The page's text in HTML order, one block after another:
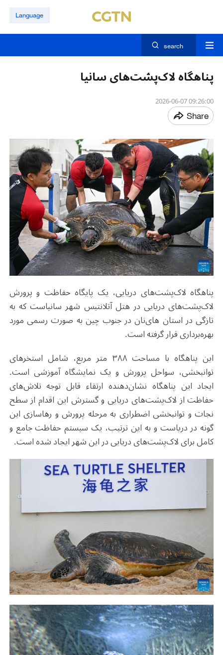
Language
search
پناهگاه لاک‌پشت‌های سانیا
09:26:00 2026-06-07
Share
پناهگاه لاک‌پشت‌های دریایی، یک پایگاه حفاظت و پرورش
لاک‌پشت‌های دریایی در هتل آتلانتیس شهر سانیاست که به
تازگی در استان های‌نان در جنوب چین به صورت رسمی مورد
بهره‌برداری قرار گرفته است.
این پناهگاه با مساحت ۳۸۸ متر مربع، شامل استخرهای
توانبخشی، سواحل پرورش و یک نمایشگاه آموزشی است.
ایجاد این پناهگاه نشان‌دهنده ارتقاء قابل توجه تلاش‌های
حفاظت از لاک‌پشت‌های دریایی و گسترش این اقدام از سطح
نجات و توانبخشی اضطراری به مرحله پرورش و رهاسازی این
گونه در دریاست و به این ترتیب، یک سیستم حفاظت جامع و
کامل برای لاک‌پشت‌های دریایی در این شهر ایجاد شده است.